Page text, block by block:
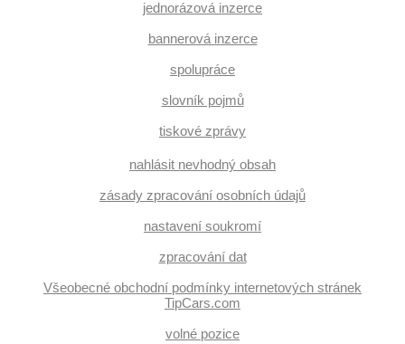
jednorázová inzerce
bannerová inzerce
spolupráce
slovník pojmů
tiskové zprávy
nahlásit nevhodný obsah
zásady zpracování osobních údajů
nastavení soukromí
zpracování dat
Všeobecné obchodní podmínky internetových stránek
TipCars.com
volné pozice